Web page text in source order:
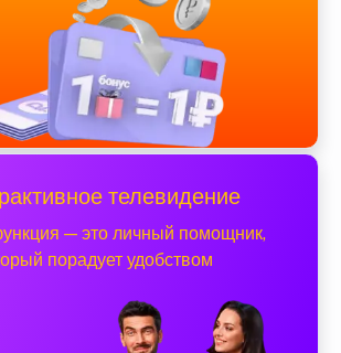
телевидение
— это личный помощник,
порадует удобством